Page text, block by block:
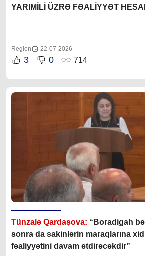
YARIMİLİ ÜZRƏ FƏALİYYƏT
Region 22-07-2026
3 0 714
Tünzalə Qardaşova: “Boradigah
sonra da sakinlərin maraqlarına
fəaliyyətini davam etdirəcəkdir”